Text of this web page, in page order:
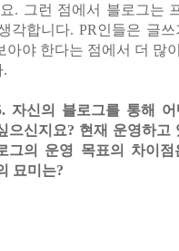
. 그런 점에서 블로그는
각합니다. PR인들은 글
아야 한다는 점에서 더 많
자신의 블로그를 통해
으신지요? 현재 운영하고
그의 운영 목표의 차이점
묘미는?